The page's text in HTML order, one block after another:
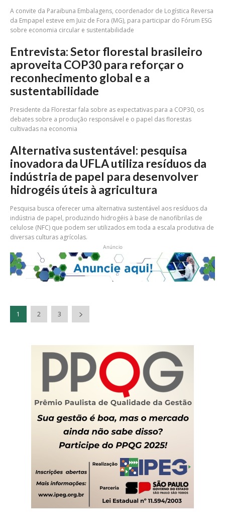
A convite da Paraibuna Embalagens, coordenador de Logística Reversa
da Empapel esteve em Juiz de Fora (MG), para participar do Fórum ESG
sobre economia circular e sustentabilidade
Entrevista: Setor florestal brasileiro
aproveita COP30 para reforçar o
reconhecimento global e a
sustentabilidade
Presidente da Florestar fala sobre as expectativas para a COP30, os
debates sobre a produção responsável e o papel das florestas
cultivadas na economia
Alternativa sustentável: pesquisa
inovadora da UFLA utiliza resíduos da
indústria de papel para desenvolver
hidrogéis úteis à agricultura
Pesquisa busca oferecer uma alternativa sustentável aos resíduos da
indústria de papel, produzindo hidrogéis à base de nanofibrilas de
celulose (NFC) que podem ser utilizados em toda a escala produtiva de
diversas culturas agrícolas.
Anúncio
1 2 3